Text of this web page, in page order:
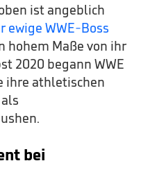
ist angeblich
ewige WWE-Boss
hohem Maße von ihr
2020 begann WWE
ihre athletischen
bei